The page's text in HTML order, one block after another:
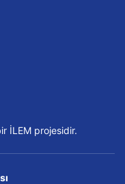
İLEM projesidir.